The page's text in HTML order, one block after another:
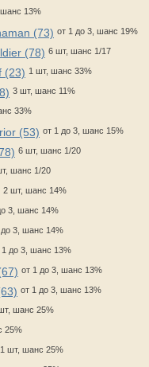
13%
(73) от 1 до 3, шанс 19%
(78) 6 шт, шанс 1/17
(23) 1 шт, шанс 33%
3 шт, шанс 11%
33%
(53) от 1 до 3, шанс 15%
6 шт, шанс 1/20
шанс 1/20
2 шт, шанс 14%
3, шанс 14%
до 3, шанс 14%
1 до 3, шанс 13%
от 1 до 3, шанс 13%
от 1 до 3, шанс 13%
шанс 25%
25%
1 шт, шанс 25%